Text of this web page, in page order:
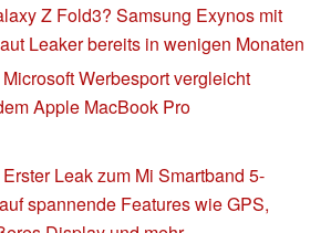
Z Fold3? Samsung Exynos mit
Leaker bereits in wenigen Monaten
Werbesport vergleicht
Apple MacBook Pro
Leak zum Mi Smartband 5-
spannende Features wie GPS,